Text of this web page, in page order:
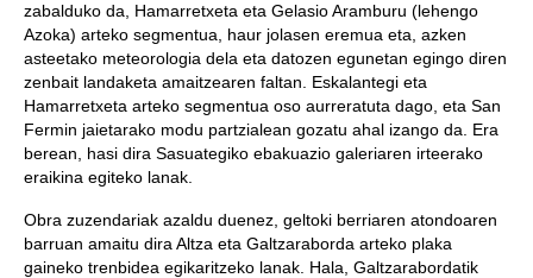
zabalduko da, Hamarretxeta eta Gelasio Aramburu (lehengo
Azoka) arteko segmentua, haur jolasen eremua eta, azken
asteetako meteorologia dela eta datozen egunetan egingo diren
zenbait landaketa amaitzearen faltan. Eskalantegi eta
Hamarretxeta arteko segmentua oso aurreratuta dago, eta San
Fermin jaietarako modu partzialean gozatu ahal izango da. Era
berean, hasi dira Sasuategiko ebakuazio galeriaren irteerako
eraikina egiteko lanak.
Obra zuzendariak azaldu duenez, geltoki berriaren atondoaren
barruan amaitu dira Altza eta Galtzaraborda arteko plaka
gaineko trenbidea egikaritzeko lanak. Hala, Galtzarabordatik